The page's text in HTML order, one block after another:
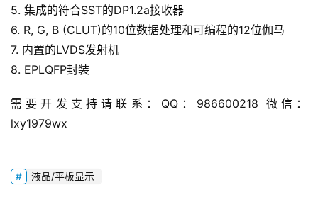
术
文
章
设
发
登录 注册
5. 集成的符合SST的DP1.2a接收器
6. R, G, B (CLUT)的10位数据处理和可编程的12位伽马
7. 内置的LVDS发射机
8. EPLQFP封装
需要开发支持请联系：QQ：986600218 微信：
lxy1979wx
液晶/平板显示